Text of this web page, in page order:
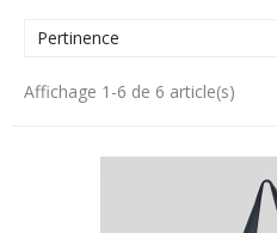
Pertinence
Affichage 1-6 de 6 article(s)